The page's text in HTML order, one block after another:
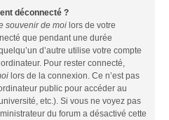
déconnecté ?
souvenir de moi lors de votre
que pendant une durée
d’autre utilise votre compte
Pour rester connecté,
lors de la connexion. Ce n’est pas
public pour accéder au
etc.). Si vous ne voyez pas
du forum a désactivé cette